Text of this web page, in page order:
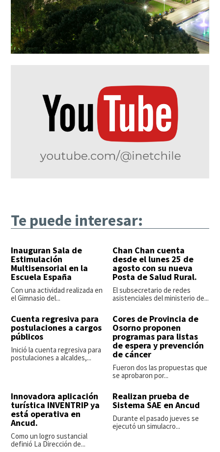
Te puede interesar:
Inauguran Sala de
Estimulación
Multisensorial en la
Escuela España
Con una actividad realizada en
el Gimnasio del...
Chan Chan cuenta
desde el lunes 25 de
agosto con su nueva
Posta de Salud Rural.
El subsecretario de redes
asistenciales del ministerio de...
Cuenta regresiva para
postulaciones a cargos
públicos
Inició la cuenta regresiva para
postulaciones a alcaldes,...
Cores de Provincia de
Osorno proponen
programas para listas
de espera y prevención
de cáncer
Fueron dos las propuestas que
se aprobaron por...
Innovadora aplicación
turística INVENTRIP ya
está operativa en
Ancud.
Como un logro sustancial
definió La Dirección de...
Realizan prueba de
Sistema SAE en Ancud
Durante el pasado jueves se
ejecutó un simulacro...